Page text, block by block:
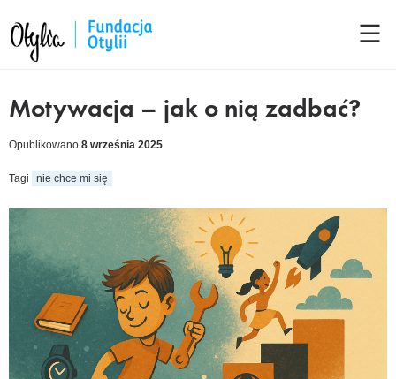
Motywacja – jak o nią zadbać?
Opublikowano 8 września 2025
Tagi nie chce mi się